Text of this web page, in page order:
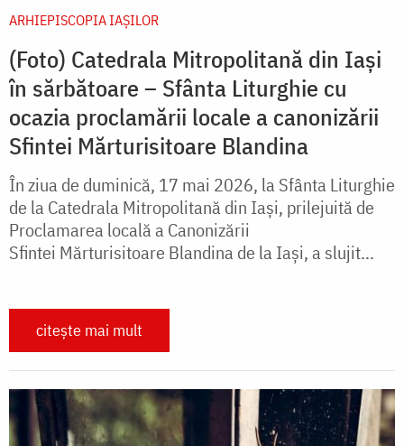
ARHIEPISCOPIA IAŞILOR
(Foto) Catedrala Mitropolitană din Iași
în sărbătoare – Sfânta Liturghie cu
ocazia proclamării locale a canonizării
Sfintei Mărturisitoare Blandina
În ziua de duminică, 17 mai 2026, la Sfânta Liturghie
de la Catedrala Mitropolitană din Iași, prilejuită de
Proclamarea locală a Canonizării
Sfintei Mărturisitoare Blandina de la Iași, a slujit...
citește mai mult